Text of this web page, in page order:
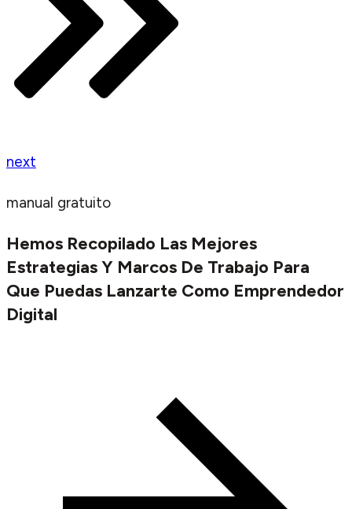
next
manual gratuito
Hemos Recopilado Las Mejores
Estrategias Y Marcos De Trabajo Para
Que Puedas Lanzarte Como Emprendedor
Digital